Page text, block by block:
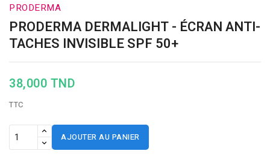
PRODERMA
PRODERMA DERMALIGHT - ÉCRAN ANTI-
TACHES INVISIBLE SPF 50+
38,000 TND
TTC
AJOUTER AU PANIER